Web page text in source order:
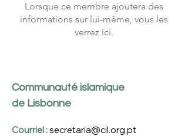
Lorsque ce membre ajoutera des
informations sur lui-même, vous les
verrez ici.
Communauté islamique
de Lisbonne
Courriel :secretaria@cil.org.pt